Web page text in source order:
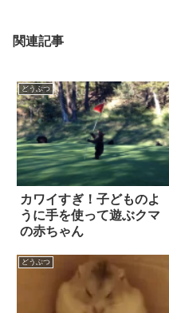
関連記事
どうぶつ
カワイすぎ！子どものよ
うに手を使って遊ぶクマ
の赤ちゃん
どうぶつ